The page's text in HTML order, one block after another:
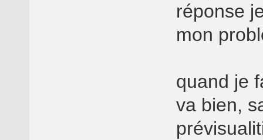
réponse
mon
quand je
va bien,